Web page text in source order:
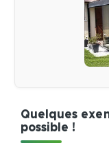
Quelques
possible !